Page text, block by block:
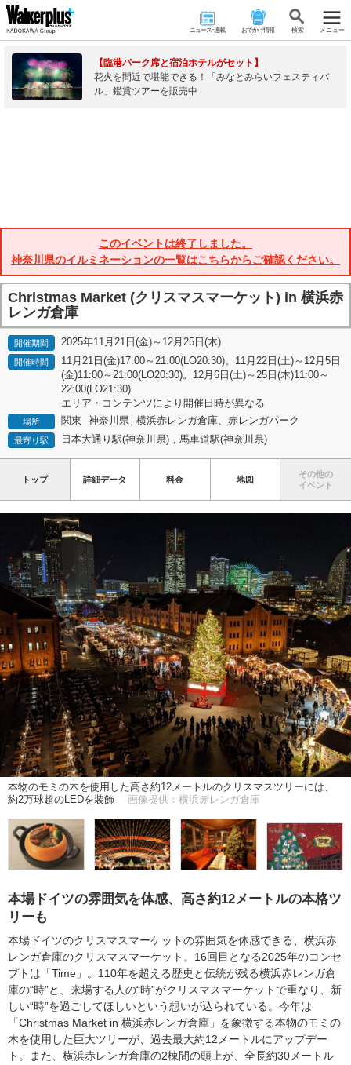
ニュース･連載 おでかけ情報 検 索 メニュー
【臨港パーク席と宿泊ホテルがセット】
花火を間近で堪能できる！「みなとみらいフェスティバ
ル」鑑賞ツアーを販売中
このイベントは終了しました。
神奈川県のイルミネーションの一覧はこちらからご確認ください。
Christmas Market (クリスマスマーケット) in 横浜赤
レンガ倉庫
開催期間 2025年11月21日(金)～12月25日(木)
開催時間
11月21日(金)17:00～21:00(LO20:30)。11月22日(土)～12月5日
(金)11:00～21:00(LO20:30)。12月6日(土)～25日(木)11:00～
22:00(LO21:30)
エリア・コンテンツにより開催日時が異なる
場所 関東 神奈川県 横浜赤レンガ倉庫、赤レンガパーク
最寄り駅 日本大通り駅(神奈川県) , 馬車道駅(神奈川県)
トップ 詳細データ 料金 地図
その他の
イベント
本物のモミの木を使用した高さ約12メートルのクリスマスツリーには、
約2万球超のLEDを装飾
画像提供：横浜赤レンガ倉庫
本場ドイツの雰囲気を体感、高さ約12メートルの本格ツ
リーも
本場ドイツのクリスマスマーケットの雰囲気を体感できる、横浜赤
レンガ倉庫のクリスマスマーケット。16回目となる2025年のコンセ
プトは「Time」。110年を超える歴史と伝統が残る横浜赤レンガ倉
庫の“時”と、来場する人の“時”がクリスマスマーケットで重なり、新
しい“時”を過ごしてほしいという想いが込られている。今年は
「Christmas Market in 横浜赤レンガ倉庫」を象徴する本物のモミの
木を使用した巨大ツリーが、過去最大約12メートルにアップデー
ト。また、横浜赤レンガ倉庫の2棟間の頭上が、全長約30メートル